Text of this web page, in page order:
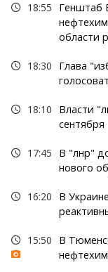
18:55
Генштаб
области
18:30
Глава
18:10
Власти
сентября
17:45
В "лнр"
нового
16:20
В
15:50
В